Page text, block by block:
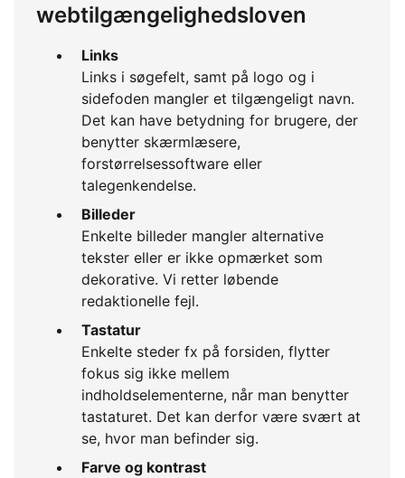
webtilgængelighedsloven
Links
Links i søgefelt, samt på logo og i
sidefoden mangler et tilgængeligt navn.
Det kan have betydning for brugere, der
benytter skærmlæsere,
forstørrelsessoftware eller
talegenkendelse.
Billeder
Enkelte billeder mangler alternative
tekster eller er ikke opmærket som
dekorative. Vi retter løbende
redaktionelle fejl.
Tastatur
Enkelte steder fx på forsiden, flytter
fokus sig ikke mellem
indholdselementerne, når man benytter
tastaturet. Det kan derfor være svært at
se, hvor man befinder sig.
Farve og kontrast